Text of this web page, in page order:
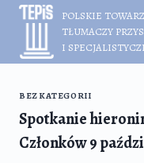
Przejdź
treści
POLSKIE
TŁUMACZY
I
BEZ KATEGORII
Spotkanie
Członków 9